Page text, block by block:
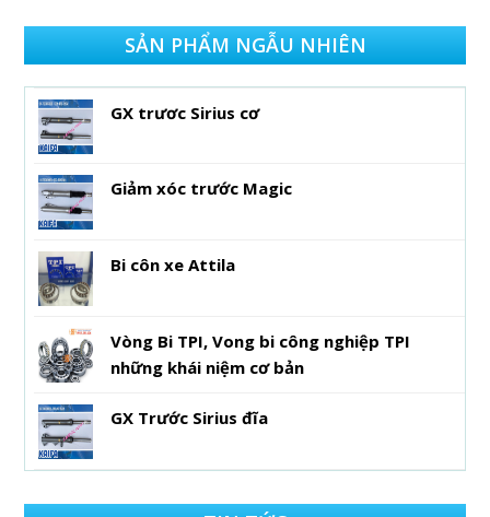
SẢN PHẨM NGẪU NHIÊN
GX trươc Sirius cơ
Giảm xóc trước Magic
Bi côn xe Attila
Vòng Bi TPI, Vong bi công nghiệp TPI
những khái niệm cơ bản
GX Trước Sirius đĩa